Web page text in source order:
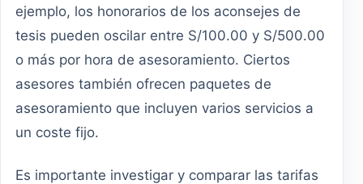
ejemplo, los honorarios de los aconsejes de
tesis pueden oscilar entre S/100.00 y S/500.00
o más por hora de asesoramiento. Ciertos
asesores también ofrecen paquetes de
asesoramiento que incluyen varios servicios a
un coste fijo.
Es importante investigar y comparar las tarifas